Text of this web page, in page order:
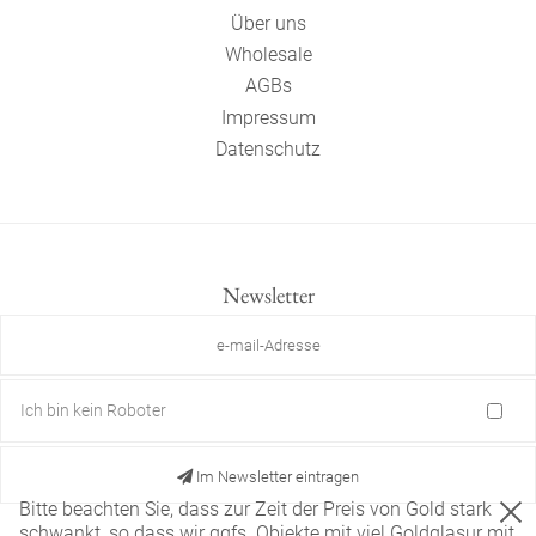
Über uns
Wholesale
AGBs
Impressum
Datenschutz
Newsletter
Ich bin kein Roboter
Im Newsletter eintragen
Bitte beachten Sie, dass zur Zeit der Preis von Gold stark